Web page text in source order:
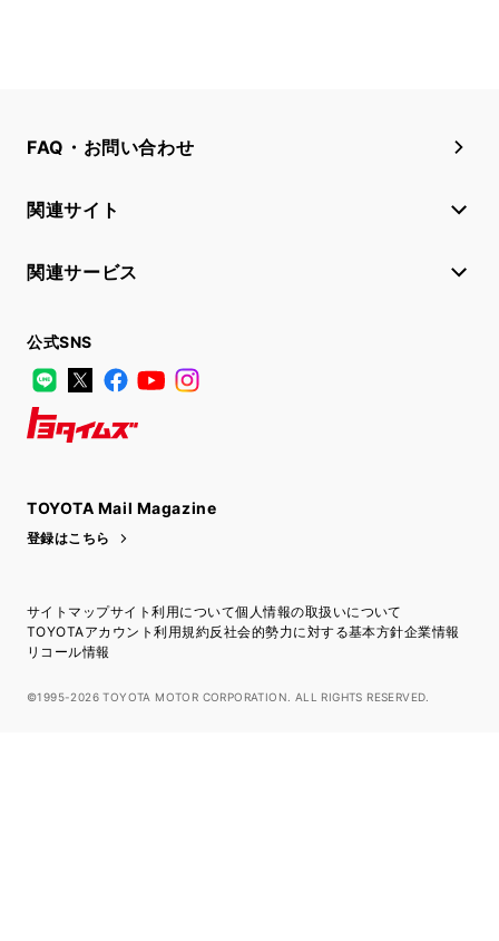
FAQ・お問い合わせ
関連サイト
関連サービス
公式SNS
LINE
X FacebookYouTube
TOYOTA Mail Magazine
登録はこちら
サイトマップサイト利用について個人情報の取扱いについて
TOYOTAアカウント利用規約反社会的勢力に対する基本方針企業情報
リコール情報
©1995-2026 TOYOTA MOTOR CORPORATION. ALL RIGHTS RESERVED.